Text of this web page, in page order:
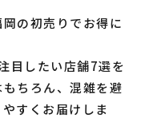
の初売りでお得に
目したい店舗7選を
ちろん、混雑を避
すくお届けしま